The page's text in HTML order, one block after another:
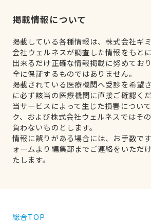
掲載情報について
掲載している各種情報は、株式会社ギ
会社ウェルネスが調査した情報をもとに
出来るだけ正確な情報掲載に努めてお
全に保証するものではありません。
掲載されている医療機関へ受診を希望
に必ず該当の医療機関に直接ご確認くだ
当サービスによって生じた損害につい
ク、および株式会社ウェルネスではそ
負わないものとします。
情報に誤りがある場合には、お手数で
ォームより編集部までご連絡をいただ
たします。
総合TOP